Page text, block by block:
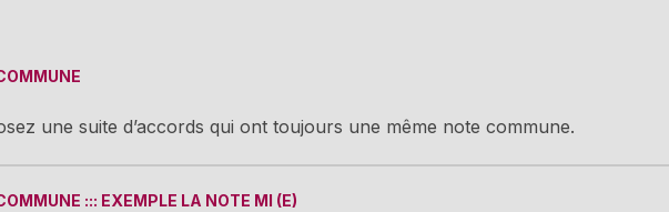
une suite d’accords qui ont toujours une même note commune.
::: EXEMPLE LA NOTE MI (E)